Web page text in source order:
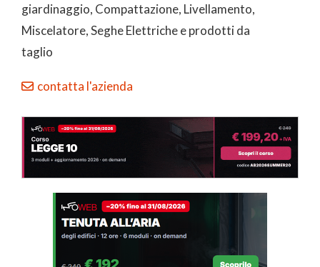
giardinaggio, Compattazione, Livellamento,
Miscelatore, Seghe Elettriche e prodotti da
taglio
contatta l'azienda